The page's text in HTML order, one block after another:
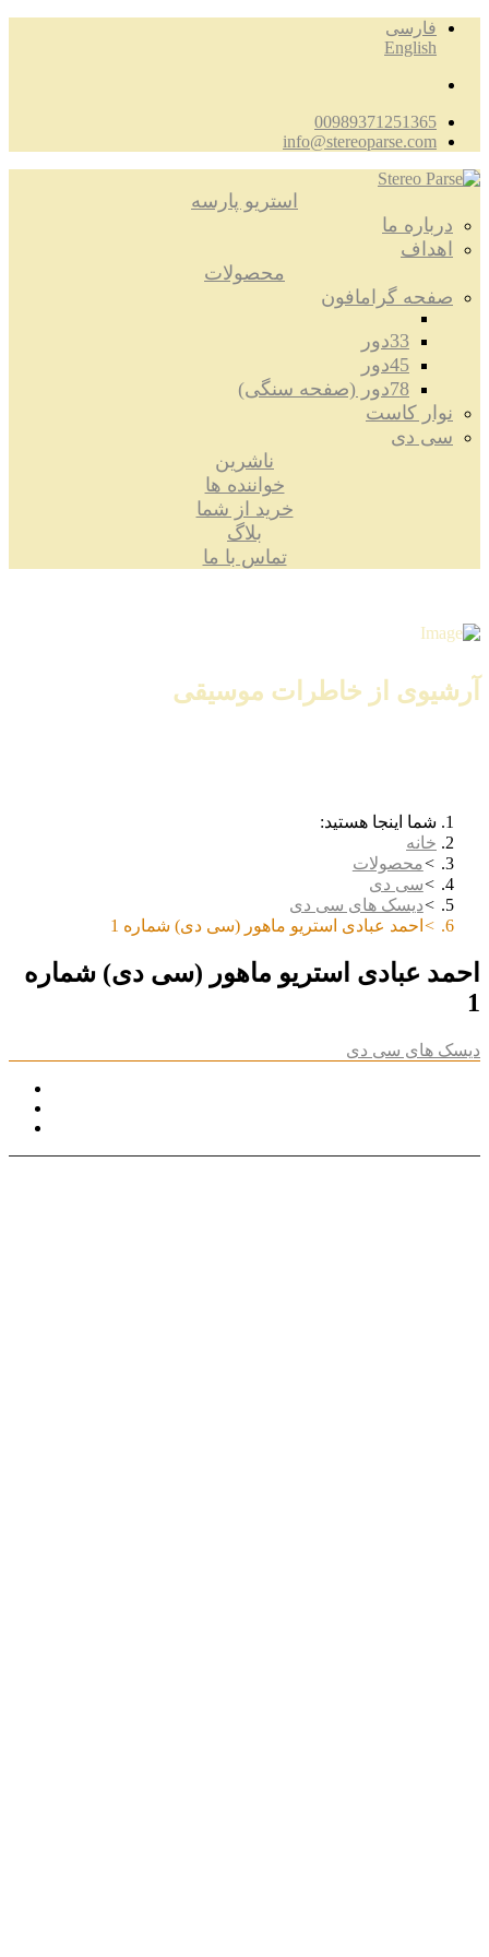
فارسی
English
00989371251365
info@stereoparse.com
استریو پارسه
درباره ما
اهداف
محصولات
صفحه گرامافون
33دور
45دور
78دور (صفحه سنگی)
نوار کاست
سی دی
ناشرین
خواننده ها
خرید از شما
بلاگ
تماس با ما
آرشیوی از خاطرات موسیقی
شما اینجا هستید:
خانه
محصولات
سی دی
دیسک های سی دی
احمد عبادی استریو ماهور (سی دی) شماره 1
احمد عبادی استریو ماهور (سی دی) شماره
1
دیسک های سی دی